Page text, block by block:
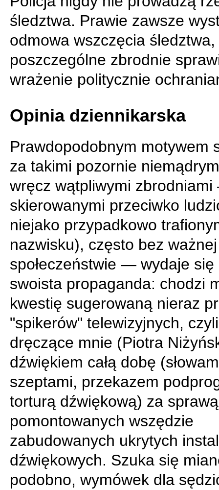
śledztwa. Prawie zawsze
odmowa wszczęcia śledztwa,
poszczególne zbrodnie
wrażenie politycznie
Opinia dziennikarska
Prawdopodobnym motywem
za takimi pozornie
wręcz wątpliwymi
skierowanymi przeciwko
niejako przypadkowo
nazwisku), często bez
społeczeństwie — wydaje się
swoista propaganda: chodzi
kwestię sugerowaną nieraz
"spikerów" telewizyjnych,
dręczące mnie (Piotra
dźwiękiem całą dobę
szeptami, przekazem
torturą dźwiękową) za sprawą
pomontowanych wszędzie
zabudowanych ukrytych
dźwiękowych. Szuka się
podobno, wymówek dla